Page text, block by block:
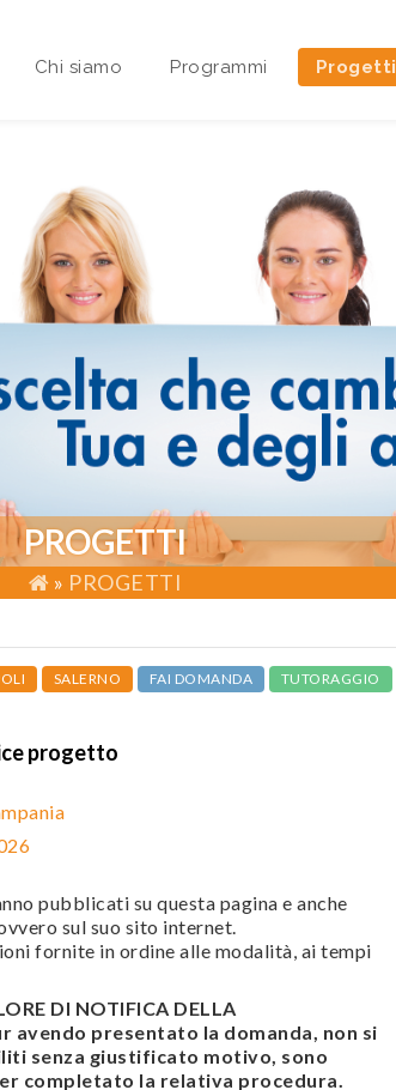
Chi siamo
Area riservata Sedi Territoriali
Programmi Progetti
PROGETTI
» PROGETTI
SALERNO FAI DOMANDA
TUTORAGGIO
progetto
pubblicati su questa pagina e anche
sul suo sito internet.
fornite in ordine alle modalità, ai tempi
DI NOTIFICA DELLA
avendo presentato la domanda, non si
senza giustificato motivo, sono
completato la relativa procedura.